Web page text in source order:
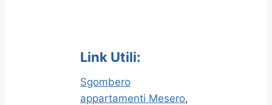
Link Utili:
Sgombero
appartamenti Mesero,